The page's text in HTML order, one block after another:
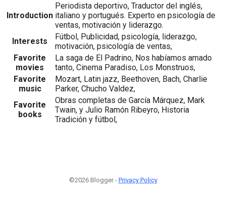
Introduction
Periodista deportivo, Traductor del inglés,
italiano y portugués. Experto en psicología de
ventas, motivación y liderazgo.
Interests
Fútbol, Publicidad, psicología, liderazgo,
motivación, psicología de ventas,
Favorite
movies
La saga de El Padrino, Nos habíamos amado
tanto, Cinema Paradiso, Los Monstruos,
Favorite
music
Mozart, Latin jazz, Beethoven, Bach, Charlie
Parker, Chucho Valdez,
Favorite
books
Obras completas de García Márquez, Mark
Twain, y Julio Ramón Ribeyro, Historia
Tradición y fútbol,
©2026 Blogger - Privacy Policy